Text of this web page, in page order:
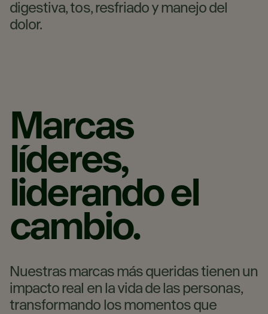
digestiva, tos, resfriado y manejo del
dolor.
Marcas
líderes,
liderando el
cambio.
Nuestras marcas más queridas tienen un
impacto real en la vida de las personas,
transformando los momentos que